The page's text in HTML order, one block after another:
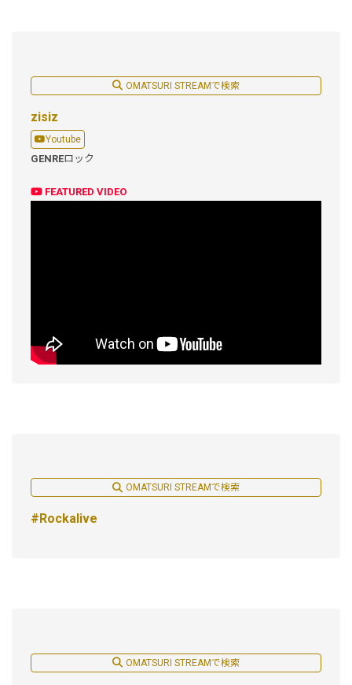
OMATSURI STREAMで検索
zisiz
Youtube
GENREロック
FEATURED VIDEO
OMATSURI STREAMで検索
#Rockalive
OMATSURI STREAMで検索